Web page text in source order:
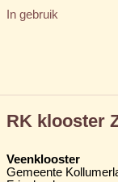
In gebruik
RK klooster
Veenklooster
Gemeente